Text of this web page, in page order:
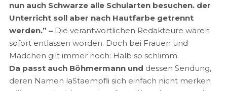
nun auch Schwarze alle Schularten besuchen. der
Unterricht soll aber nach Hautfarbe getrennt
werden.” – Die verantwortlichen Redakteure wären
sofort entlassen worden. Doch bei Frauen und
Mädchen gilt immer noch: Halb so schlimm.
Da passt auch Böhmermann und dessen Sendung,
deren Namen laStaempfli sich einfach nicht merken